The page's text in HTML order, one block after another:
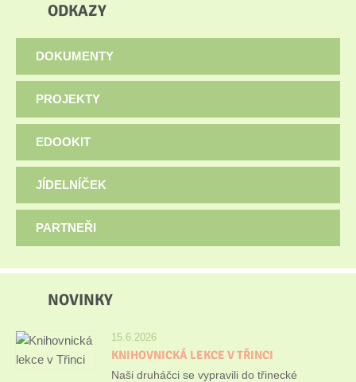
ODKAZY
DOKUMENTY
PROJEKTY
EDOOKIT
JÍDELNÍČEK
PARTNEŘI
NOVINKY
15.6.2026
KNIHOVNICKÁ LEKCE V TŘINCI
Naši druháčci se vypravili do třinecké